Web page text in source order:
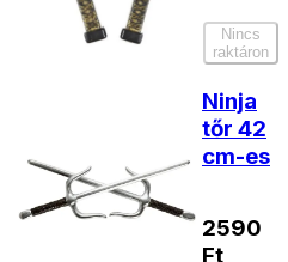
Nincs
raktáron
Ninja
tőr 42
cm-es
2590
Ft